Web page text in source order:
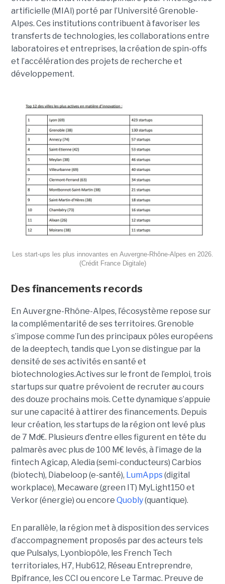
artificielle (MIAI) porté par l’Université Grenoble-
Alpes. Ces institutions contribuent à favoriser les
transferts de technologies, les collaborations entre
laboratoires et entreprises, la création de spin-offs
et l’accélération des projets de recherche et
développement.
Les start-ups les plus innovantes en Auvergne-Rhône-Alpes en 2026.
(Crédit France Digitale)
Des financements records
En Auvergne-Rhône-Alpes, l’écosystème repose sur
la complémentarité de ses territoires. Grenoble
s’impose comme l’un des principaux pôles européens
de la deeptech, tandis que Lyon se distingue par la
densité de ses activités en santé et
biotechnologies.Actives sur le front de l’emploi, trois
startups sur quatre prévoient de recruter au cours
des douze prochains mois. Cette dynamique s’appuie
sur une capacité à attirer des financements. Depuis
leur création, les startups de la région ont levé plus
de 7 Md€. Plusieurs d’entre elles figurent en tête du
palmarès avec plus de 100 M€ levés, à l’image de la
fintech Agicap, Aledia (semi-conducteurs) Carbios
(biotech), Diabeloop (e-santé), LumApps(digital
workplace), Mecaware (green IT) MyLight150 et
Verkor (énergie) ou encore Quobly(quantique).
En parallèle, la région met à disposition des services
d’accompagnement proposés par des acteurs tels
que Pulsalys, Lyonbiopôle, les French Tech
territoriales, H7, Hub612, Réseau Entreprendre,
Bpifrance, les CCI ou encore Le Tarmac. Preuve de